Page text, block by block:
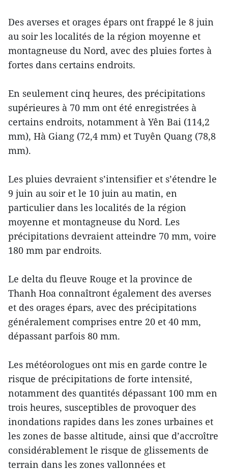
Des averses et orages épars ont frappé le 8 juin
au soir les localités de la région moyenne et
montagneuse du Nord, avec des pluies fortes à
fortes dans certains endroits.
En seulement cinq heures, des précipitations
supérieures à 70 mm ont été enregistrées à
certains endroits, notamment à Yên Bai (114,2
mm), Hà Giang (72,4 mm) et Tuyên Quang (78,8
mm).
Les pluies devraient s’intensifier et s’étendre le
9 juin au soir et le 10 juin au matin, en
particulier dans les localités de la région
moyenne et montagneuse du Nord. Les
précipitations devraient atteindre 70 mm, voire
180 mm par endroits.
Le delta du fleuve Rouge et la province de
Thanh Hoa connaîtront également des averses
et des orages épars, avec des précipitations
généralement comprises entre 20 et 40 mm,
dépassant parfois 80 mm.
Les météorologues ont mis en garde contre le
risque de précipitations de forte intensité,
notamment des quantités dépassant 100 mm en
trois heures, susceptibles de provoquer des
inondations rapides dans les zones urbaines et
les zones de basse altitude, ainsi que d’accroître
considérablement le risque de glissements de
terrain dans les zones vallonnées et